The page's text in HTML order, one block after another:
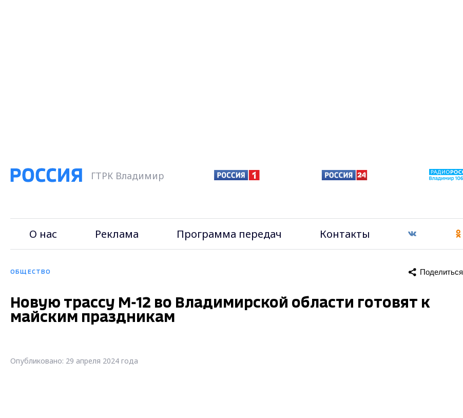
ГТРК Владимир
О нас Реклама Программа передач Контакты
ОБЩЕСТВО Поделиться
Новую трассу М-12 во Владимирской области готовят к
майским праздникам
Опубликовано: 29 апреля 2024 года